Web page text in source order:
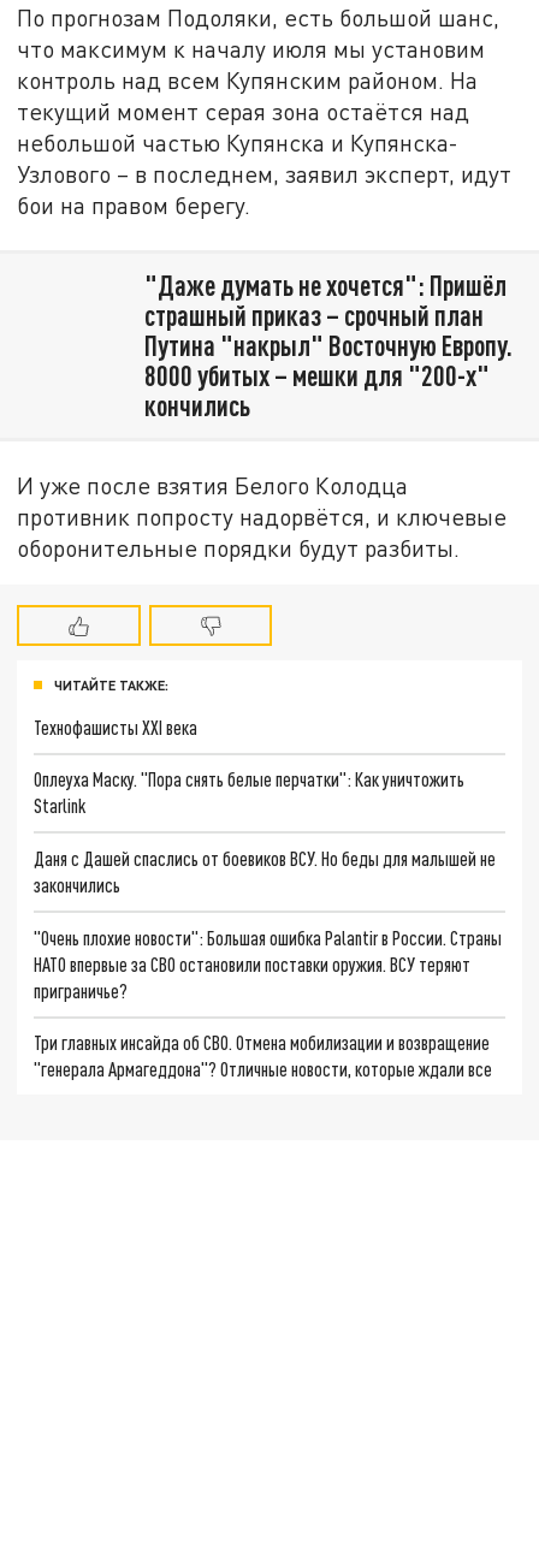
По прогнозам Подоляки, есть большой шанс,
что максимум к началу июля мы установим
контроль над всем Купянским районом. На
текущий момент серая зона остаётся над
небольшой частью Купянска и Купянска-
Узлового – в последнем, заявил эксперт, идут
бои на правом берегу.
"Даже думать не хочется": Пришёл
страшный приказ – срочный план
Путина "накрыл" Восточную Европу.
8000 убитых – мешки для "200-х"
кончились
И уже после взятия Белого Колодца
противник попросту надорвётся, и ключевые
оборонительные порядки будут разбиты.
ЧИТАЙТЕ ТАКЖЕ:
Технофашисты XXI века
Оплеуха Маску. "Пора снять белые перчатки": Как уничтожить
Starlink
Даня с Дашей спаслись от боевиков ВСУ. Но беды для малышей не
закончились
"Очень плохие новости": Большая ошибка Palantir в России. Страны
НАТО впервые за СВО остановили поставки оружия. ВСУ теряют
приграничье?
Три главных инсайда об СВО. Отмена мобилизации и возвращение
"генерала Армагеддона"? Отличные новости, которые ждали все